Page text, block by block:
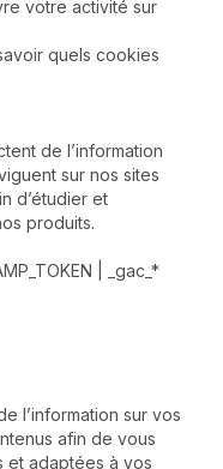
votre activité sur
quels cookies
de l’information
sur nos sites
d’étudier et
produits.
| _gac_*
l’information sur vos
afin de vous
et adaptées à vos